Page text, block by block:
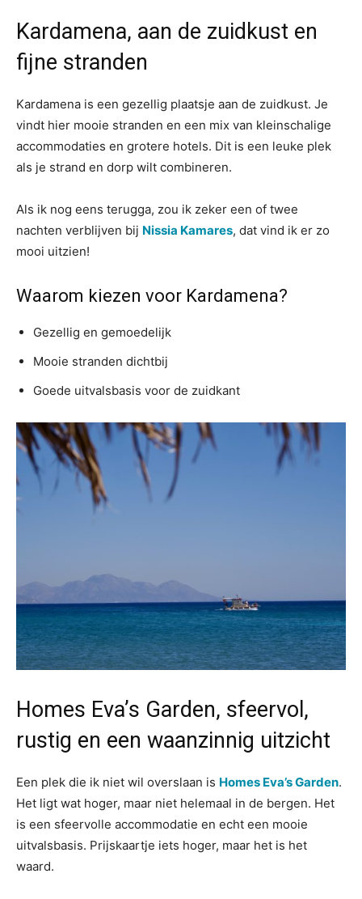
Kardamena, aan de zuidkust en
fijne stranden
Kardamena is een gezellig plaatsje aan de zuidkust. Je
vindt hier mooie stranden en een mix van kleinschalige
accommodaties en grotere hotels. Dit is een leuke plek
als je strand en dorp wilt combineren.
Als ik nog eens terugga, zou ik zeker een of twee
nachten verblijven bij Nissia Kamares, dat vind ik er zo
mooi uitzien!
Waarom kiezen voor Kardamena?
Gezellig en gemoedelijk
Mooie stranden dichtbij
Goede uitvalsbasis voor de zuidkant
Homes Eva’s Garden, sfeervol,
rustig en een waanzinnig uitzicht
Een plek die ik niet wil overslaan is Homes Eva’s Garden.
Het ligt wat hoger, maar niet helemaal in de bergen. Het
is een sfeervolle accommodatie en echt een mooie
uitvalsbasis. Prijskaartje iets hoger, maar het is het
waard.